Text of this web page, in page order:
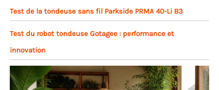
Test de la tondeuse sans fil Parkside PRMA 40-Li B3
Test du robot tondeuse Gotagee : performance et
innovation